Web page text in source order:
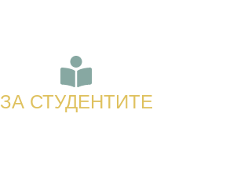
ЗА СТУДЕНТИТЕ